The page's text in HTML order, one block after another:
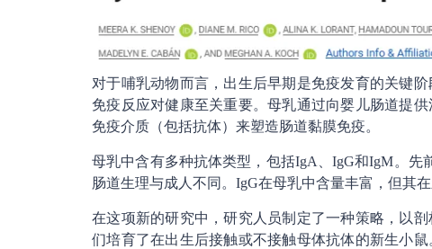
对于哺乳动物而言，出生后早期是免疫发育的关键
免疫反应对健康至关重要。母乳通过向婴儿肠道提
免疫介质（包括抗体）来塑造肠道黏膜免疫。
母乳中含有多种抗体类型，包括IgA、IgG和IgM。
肠道生理与成人不同。IgG在母乳中含量丰富，但其
在这项新的研究中，研究人员制定了一种策略，以
们培育了在出生后接触或不接触母体抗体的新生小